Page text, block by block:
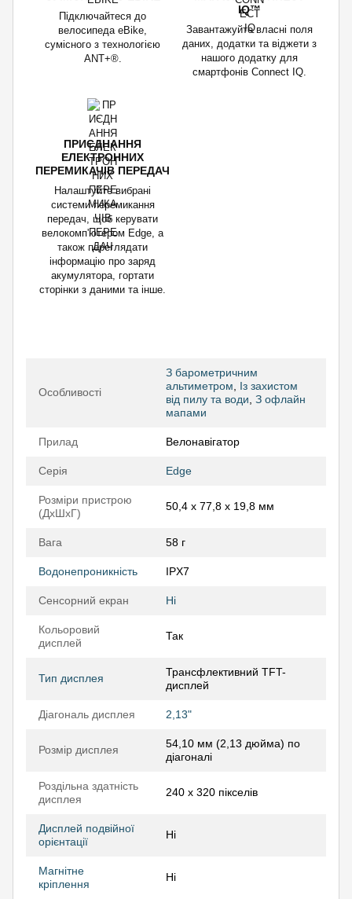
Підключайтеся до
велосипеда eBike,
сумісного з технологією
ANT+®.
IQ™
Завантажуйте власні поля
даних, додатки та віджети з
нашого додатку для
смартфонів Connect IQ.
ПРИЄДНАННЯ
ЕЛЕКТРОННИХ
ПЕРЕМИКАЧІВ ПЕРЕДАЧ
Налаштуйте вибрані
системи перемикання
передач, щоб керувати
велокомп'ютером Edge, а
також переглядати
інформацію про заряд
акумулятора, гортати
сторінки з даними та інше.
Особливості
З барометричним
альтиметром, Із захистом
від пилу та води, З офлайн
мапами
Прилад Велонавігатор
Серія Edge
Розміри пристрою
(ДхШхГ)
50,4 x 77,8 x 19,8 мм
Вага 58 г
Водонепроникність IPX7
Сенсорний екран Ні
Кольоровий
дисплей
Так
Тип дисплея
Трансфлективний TFT-
дисплей
Діагональ дисплея 2,13"
Розмір дисплея
54,10 мм (2,13 дюйма) по
діагоналі
Роздільна здатність
дисплея
240 х 320 пікселів
Дисплей подвійної
орієнтації
Ні
Магнітне
кріплення
Ні